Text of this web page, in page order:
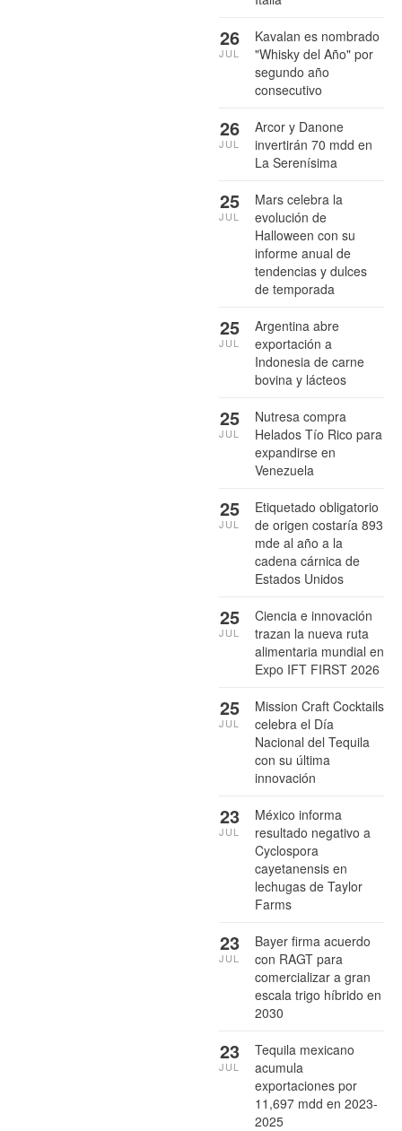
Kavalan es nombrado
"Whisky del Año" por
segundo año
consecutivo
26
JUL
Arcor y Danone
invertirán 70 mdd en
La Serenísima
26
JUL
Mars celebra la
evolución de
Halloween con su
informe anual de
tendencias y dulces
de temporada
25
JUL
Argentina abre
exportación a
Indonesia de carne
bovina y lácteos
25
JUL
Nutresa compra
Helados Tío Rico para
expandirse en
Venezuela
25
JUL
Etiquetado obligatorio
de origen costaría 893
mde al año a la
cadena cárnica de
Estados Unidos
25
JUL
Ciencia e innovación
trazan la nueva ruta
alimentaria mundial en
Expo IFT FIRST 2026
25
JUL
Mission Craft Cocktails
celebra el Día
Nacional del Tequila
con su última
innovación
25
JUL
México informa
resultado negativo a
Cyclospora
cayetanensis en
lechugas de Taylor
Farms
23
JUL
Bayer firma acuerdo
con RAGT para
comercializar a gran
escala trigo híbrido en
2030
23
JUL
Tequila mexicano
acumula
exportaciones por
11,697 mdd en 2023-
2025
23
JUL